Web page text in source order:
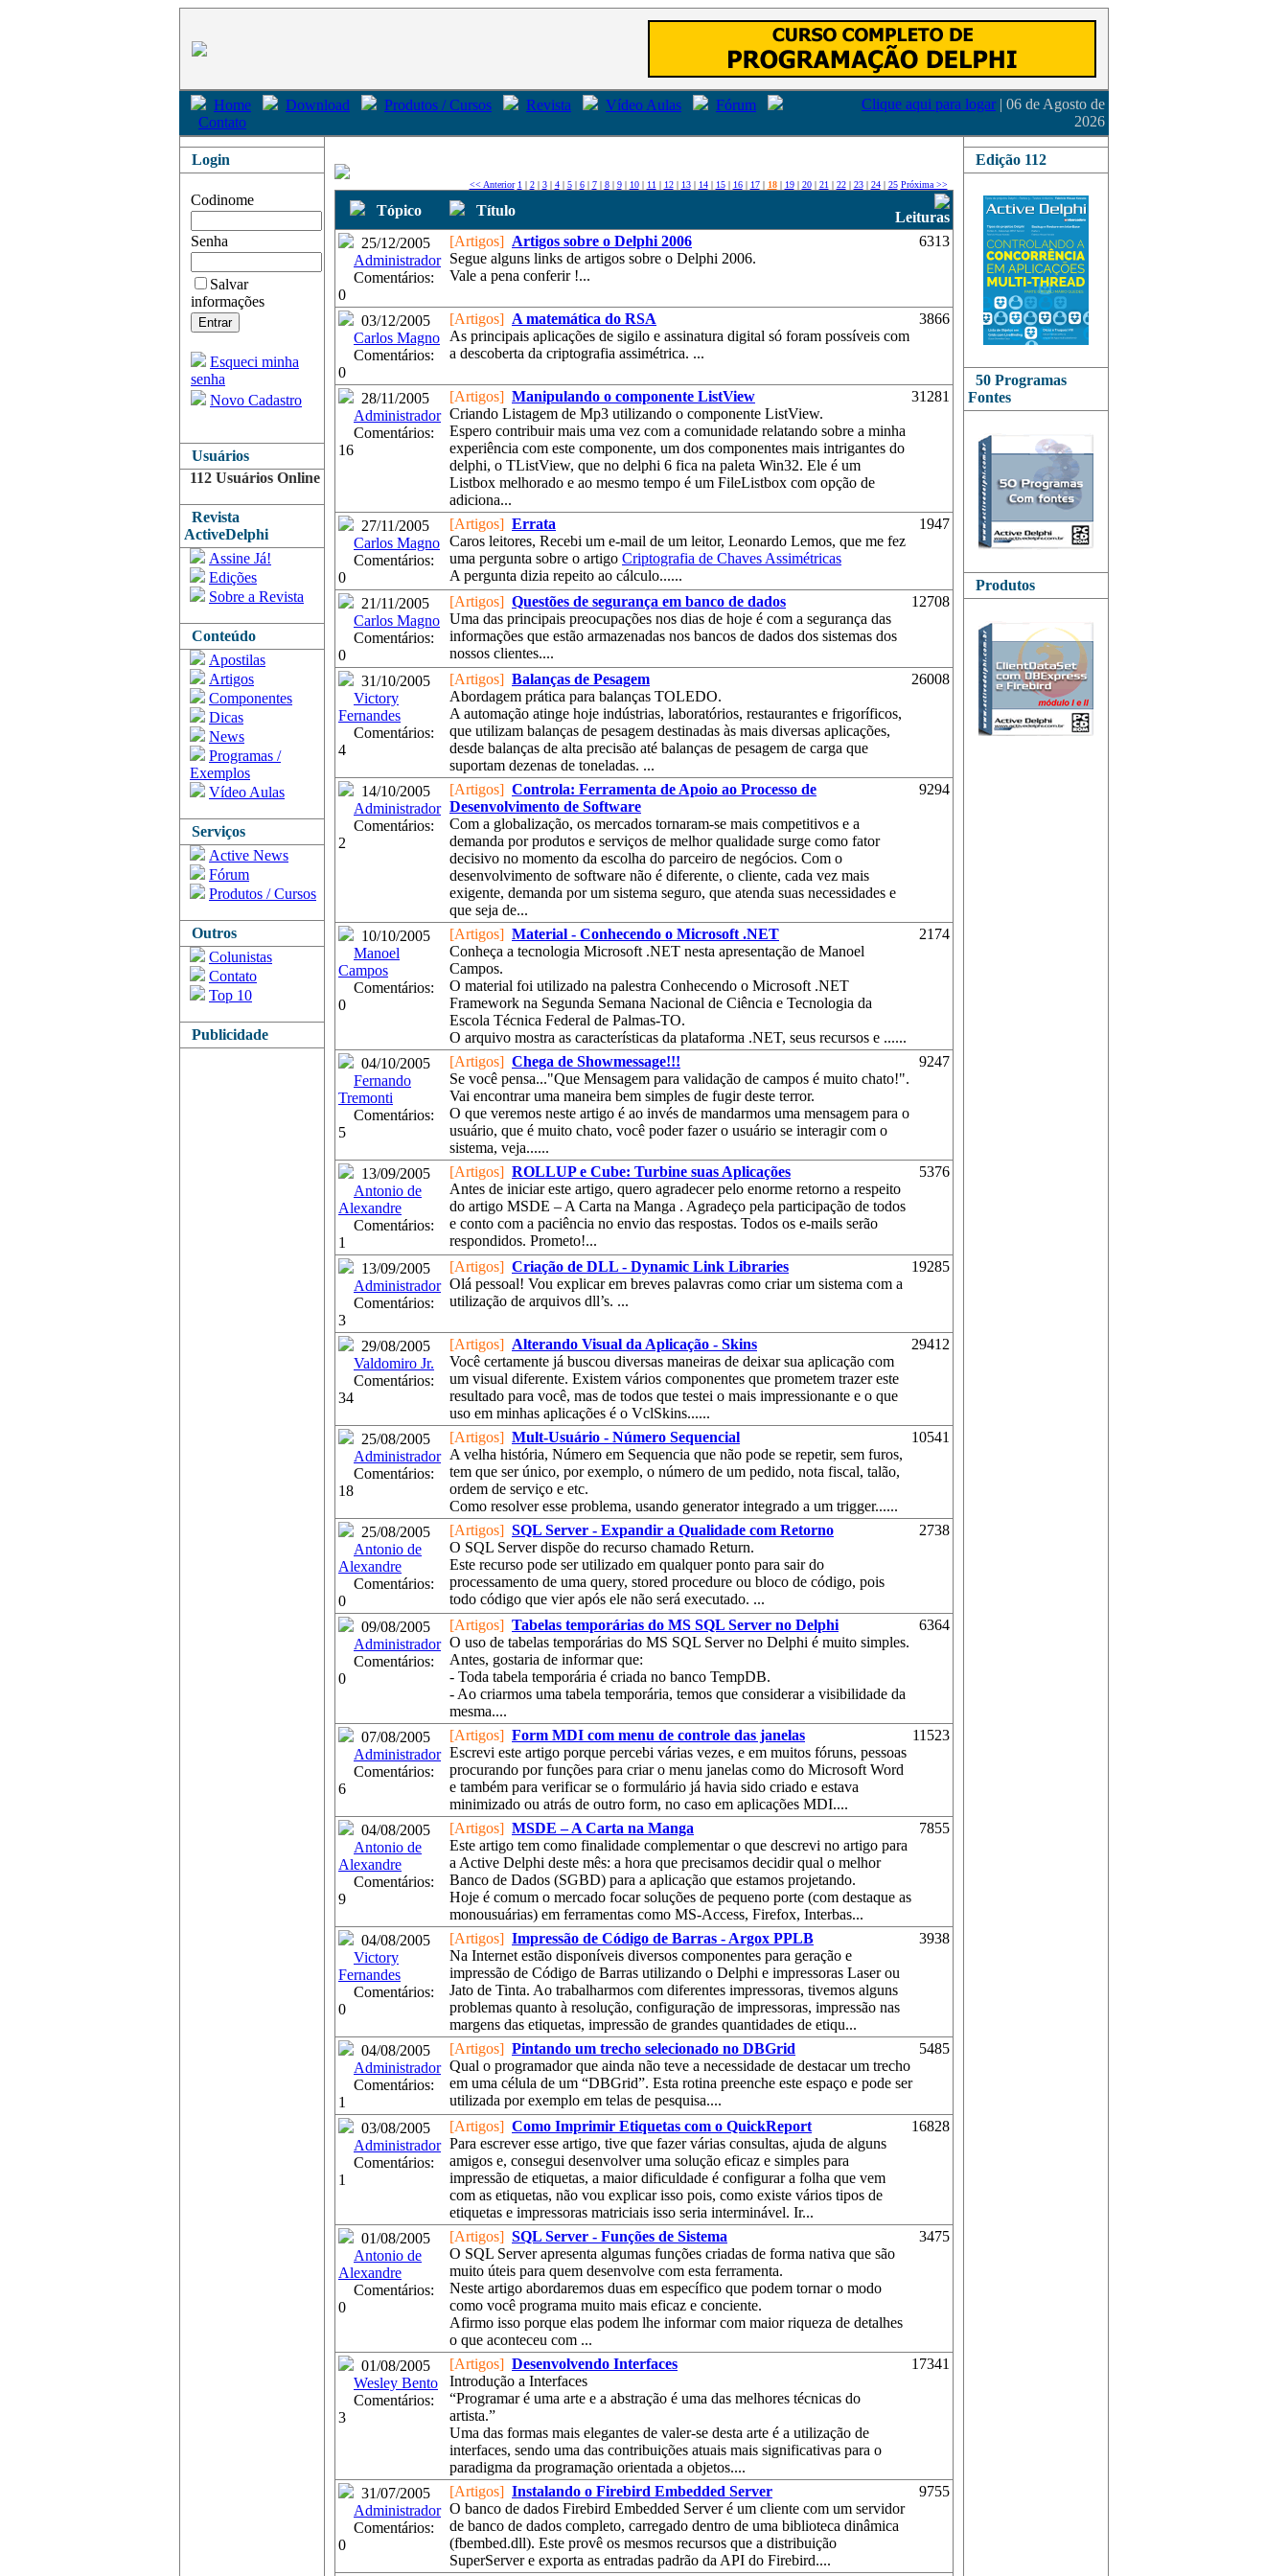
Home Download Produtos / Cursos Revista Vídeo Aulas
Fórum
Contato
Clique aqui para logar | 06 de Agosto de
2026
Login
Codinome
Senha
Salvar
informações
Esqueci minha
senha
Novo Cadastro
Usuários
112 Usuários Online
Revista
ActiveDelphi
Assine Já!
Edições
Sobre a Revista
Conteúdo
Apostilas
Artigos
Componentes
Dicas
News
Programas /
Exemplos
Vídeo Aulas
Serviços
Active News
Fórum
Produtos / Cursos
Outros
Colunistas
Contato
Top 10
Publicidade
<< Anterior 1 | 2| 3| 4| 5| 6| 7| 8| 9| 10| 11 | 12| 13| 14| 15| 16| 17| 18| 19| 20| 21 | 22| 23| 24| 25 Próxima >>
Tópico Título
Leituras
25/12/2005
Administrador
Comentários:
0
[Artigos] Artigos sobre o Delphi 2006
Segue alguns links de artigos sobre o Delphi 2006.
Vale a pena conferir !...
6313
03/12/2005
Carlos Magno
Comentários:
0
[Artigos] A matemática do RSA
As principais aplicações de sigilo e assinatura digital só foram possíveis com
a descoberta da criptografia assimétrica. ...
3866
28/11/2005
Administrador
Comentários:
16
[Artigos] Manipulando o componente ListView
Criando Listagem de Mp3 utilizando o componente ListView.
Espero contribuir mais uma vez com a comunidade relatando sobre a minha
experiência com este componente, um dos componentes mais intrigantes do
delphi, o TListView, que no delphi 6 fica na paleta Win32. Ele é um
Listbox melhorado e ao mesmo tempo é um FileListbox com opção de
adiciona...
31281
27/11/2005
Carlos Magno
Comentários:
0
[Artigos] Errata
Caros leitores, Recebi um e-mail de um leitor, Leonardo Lemos, que me fez
uma pergunta sobre o artigo Criptografia de Chaves Assimétricas
A pergunta dizia repeito ao cálculo......
1947
21/11/2005
Carlos Magno
Comentários:
0
[Artigos] Questões de segurança em banco de dados
Uma das principais preocupações nos dias de hoje é com a segurança das
informações que estão armazenadas nos bancos de dados dos sistemas dos
nossos clientes....
12708
31/10/2005
Victory
Fernandes
Comentários:
4
[Artigos] Balanças de Pesagem
Abordagem prática para balanças TOLEDO.
A automação atinge hoje indústrias, laboratórios, restaurantes e frigoríficos,
que utilizam balanças de pesagem destinadas às mais diversas aplicações,
desde balanças de alta precisão até balanças de pesagem de carga que
suportam dezenas de toneladas. ...
26008
14/10/2005
Administrador
Comentários:
2
[Artigos] Controla: Ferramenta de Apoio ao Processo de
Desenvolvimento de Software
Com a globalização, os mercados tornaram-se mais competitivos e a
demanda por produtos e serviços de melhor qualidade surge como fator
decisivo no momento da escolha do parceiro de negócios. Com o
desenvolvimento de software não é diferente, o cliente, cada vez mais
exigente, demanda por um sistema seguro, que atenda suas necessidades e
que seja de...
9294
10/10/2005
Manoel
Campos
Comentários:
0
[Artigos] Material - Conhecendo o Microsoft .NET
Conheça a tecnologia Microsoft .NET nesta apresentação de Manoel
Campos.
O material foi utilizado na palestra Conhecendo o Microsoft .NET
Framework na Segunda Semana Nacional de Ciência e Tecnologia da
Escola Técnica Federal de Palmas-TO.
O arquivo mostra as características da plataforma .NET, seus recursos e ......
2174
04/10/2005
Fernando
Tremonti
Comentários:
5
[Artigos] Chega de Showmessage!!!
Se você pensa..."Que Mensagem para validação de campos é muito chato!".
Vai encontrar uma maneira bem simples de fugir deste terror.
O que veremos neste artigo é ao invés de mandarmos uma mensagem para o
usuário, que é muito chato, você poder fazer o usuário se interagir com o
sistema, veja......
9247
13/09/2005
Antonio de
Alexandre
Comentários:
1
[Artigos] ROLLUP e Cube: Turbine suas Aplicações
Antes de iniciar este artigo, quero agradecer pelo enorme retorno a respeito
do artigo MSDE – A Carta na Manga . Agradeço pela participação de todos
e conto com a paciência no envio das respostas. Todos os e-mails serão
respondidos. Prometo!...
5376
13/09/2005
Administrador
Comentários:
3
[Artigos] Criação de DLL - Dynamic Link Libraries
Olá pessoal! Vou explicar em breves palavras como criar um sistema com a
utilização de arquivos dll’s. ...
19285
29/08/2005
Valdomiro Jr.
Comentários:
34
[Artigos] Alterando Visual da Aplicação - Skins
Você certamente já buscou diversas maneiras de deixar sua aplicação com
um visual diferente. Existem vários componentes que prometem trazer este
resultado para você, mas de todos que testei o mais impressionante e o que
uso em minhas aplicações é o VclSkins......
29412
25/08/2005
Administrador
Comentários:
18
[Artigos] Mult-Usuário - Número Sequencial
A velha história, Número em Sequencia que não pode se repetir, sem furos,
tem que ser único, por exemplo, o número de um pedido, nota fiscal, talão,
ordem de serviço e etc.
Como resolver esse problema, usando generator integrado a um trigger......
10541
25/08/2005
Antonio de
Alexandre
Comentários:
0
[Artigos] SQL Server - Expandir a Qualidade com Retorno
O SQL Server dispõe do recurso chamado Return.
Este recurso pode ser utilizado em qualquer ponto para sair do
processamento de uma query, stored procedure ou bloco de código, pois
todo código que vier após ele não será executado. ...
2738
09/08/2005
Administrador
Comentários:
0
[Artigos] Tabelas temporárias do MS SQL Server no Delphi
O uso de tabelas temporárias do MS SQL Server no Delphi é muito simples.
Antes, gostaria de informar que:
- Toda tabela temporária é criada no banco TempDB.
- Ao criarmos uma tabela temporária, temos que considerar a visibilidade da
mesma....
6364
07/08/2005
Administrador
Comentários:
6
[Artigos] Form MDI com menu de controle das janelas
Escrevi este artigo porque percebi várias vezes, e em muitos fóruns, pessoas
procurando por funções para criar o menu janelas como do Microsoft Word
e também para verificar se o formulário já havia sido criado e estava
minimizado ou atrás de outro form, no caso em aplicações MDI....
11523
04/08/2005
Antonio de
Alexandre
Comentários:
9
[Artigos] MSDE – A Carta na Manga
Este artigo tem como finalidade complementar o que descrevi no artigo para
a Active Delphi deste mês: a hora que precisamos decidir qual o melhor
Banco de Dados (SGBD) para a aplicação que estamos projetando.
Hoje é comum o mercado focar soluções de pequeno porte (com destaque as
monousuárias) em ferramentas como MS-Access, Firefox, Interbas...
7855
04/08/2005
Victory
Fernandes
Comentários:
0
[Artigos] Impressão de Código de Barras - Argox PPLB
Na Internet estão disponíveis diversos componentes para geração e
impressão de Código de Barras utilizando o Delphi e impressoras Laser ou
Jato de Tinta. Ao trabalharmos com diferentes impressoras, tivemos alguns
problemas quanto à resolução, configuração de impressoras, impressão nas
margens das etiquetas, impressão de grandes quantidades de etiqu...
3938
04/08/2005
Administrador
Comentários:
1
[Artigos] Pintando um trecho selecionado no DBGrid
Qual o programador que ainda não teve a necessidade de destacar um trecho
em uma célula de um “DBGrid”. Esta rotina preenche este espaço e pode ser
utilizada por exemplo em telas de pesquisa....
5485
03/08/2005
Administrador
Comentários:
1
[Artigos] Como Imprimir Etiquetas com o QuickReport
Para escrever esse artigo, tive que fazer várias consultas, ajuda de alguns
amigos e, consegui desenvolver uma solução eficaz e simples para
impressão de etiquetas, a maior dificuldade é configurar a folha que vem
com as etiquetas, não vou explicar isso pois, como existe vários tipos de
etiquetas e impressoras matriciais isso seria interminável. Ir...
16828
01/08/2005
Antonio de
Alexandre
Comentários:
0
[Artigos] SQL Server - Funções de Sistema
O SQL Server apresenta algumas funções criadas de forma nativa que são
muito úteis para quem desenvolve com esta ferramenta.
Neste artigo abordaremos duas em específico que podem tornar o modo
como você programa muito mais eficaz e conciente.
Afirmo isso porque elas podem lhe informar com maior riqueza de detalhes
o que aconteceu com ...
3475
01/08/2005
Wesley Bento
Comentários:
3
[Artigos] Desenvolvendo Interfaces
Introdução a Interfaces
“Programar é uma arte e a abstração é uma das melhores técnicas do
artista.”
Uma das formas mais elegantes de valer-se desta arte é a utilização de
interfaces, sendo uma das contribuições atuais mais significativas para o
paradigma da programação orientada a objetos....
17341
31/07/2005
Administrador
Comentários:
0
[Artigos] Instalando o Firebird Embedded Server
O banco de dados Firebird Embedded Server é um cliente com um servidor
de banco de dados completo, carregado dentro de uma biblioteca dinâmica
(fbembed.dll). Este provê os mesmos recursos que a distribuição
SuperServer e exporta as entradas padrão da API do Firebird....
9755
Edição 112
50 Programas
Fontes
Produtos